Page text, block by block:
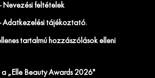
Nevezési feltételek
- Adatkezelési tájékoztató.
tartalmú hozzászólások elleni
a „Elle Beauty Awards 2026"